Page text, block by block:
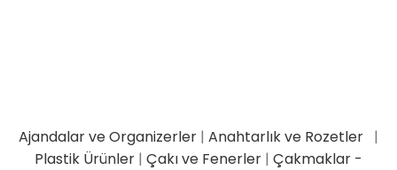
Ajandalar ve Organizerler | Anahtarlık ve Rozetler |
Plastik Ürünler | Çakı ve Fenerler | Çakmaklar -